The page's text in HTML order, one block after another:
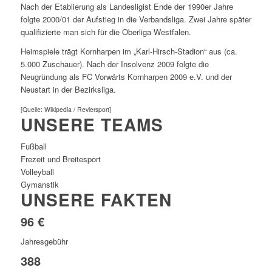
Nach der Etablierung als Landesligist Ende der 1990er Jahre
folgte 2000/01 der Aufstieg in die Verbandsliga. Zwei Jahre später
qualifizierte man sich für die Oberliga Westfalen.
Heimspiele trägt Kornharpen im „Karl-Hirsch-Stadion“ aus (ca.
5.000 Zuschauer). Nach der Insolvenz 2009 folgte die
Neugründung als FC Vorwärts Kornharpen 2009 e.V. und der
Neustart in der Bezirksliga.
[Quelle: Wikipedia / Reviersport]
UNSERE TEAMS
Fußball
Frezeit und Breitesport
Volleyball
Gymanstik
UNSERE FAKTEN
96 €
Jahresgebühr
388